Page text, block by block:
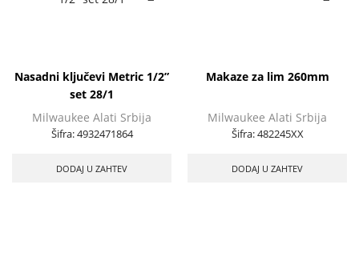
Nasadni ključevi Metric 1/2”
set 28/1
Milwaukee Alati Srbija
Šifra:4932471864
DODAJ U ZAHTEV
Makaze za lim 260mm
Milwaukee Alati Srbija
Šifra:482245XX
DODAJ U ZAHTEV